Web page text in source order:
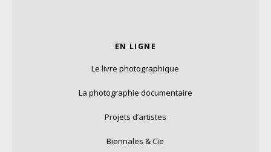
EN LIGNE
Le livre photographique
La photographie documentaire
Projets d’artistes
Biennales & Cie